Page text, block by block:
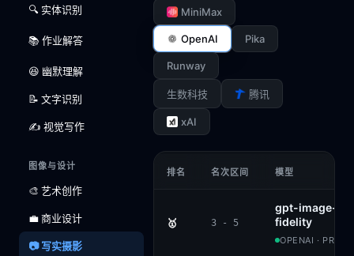
🔍 实体识别
📚 作业解答
😆 幽默理解
📝 文字识别
✍️ 视觉写作
图像与设计
🎨 艺术创作
💼 商业设计
📷 写实摄影
MiniMax
OpenAI Pika
Runway
生数科技 腾讯
xAI
排名 名次区间 模型
🥇 3 - 5
gpt-image-
fidelity
OPENAI ·